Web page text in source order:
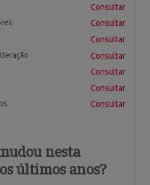
Consultar
Consultar
Consultar
Consultar
Consultar
Consultar
Consultar
nesta
últimos anos?